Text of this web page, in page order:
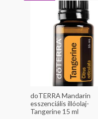
doTERRA Mandarin
esszenciális illóolaj-
Tangerine 15 ml
890 Ft.
is:
7
990 Ft.